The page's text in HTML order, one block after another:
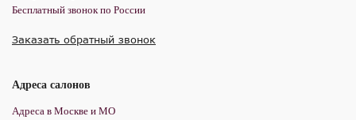
Бесплатный звонок по России
Заказать обратный звонок
Адреса салонов
Адреса в Москве и МО